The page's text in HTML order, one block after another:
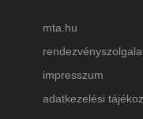
mta.hu
impresszum
adatkezelési